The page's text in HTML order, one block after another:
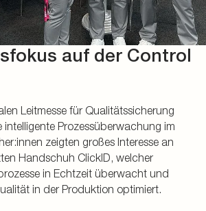
auf der Control
Leitmesse für Qualitätssicherung
intelligente Prozessüberwachung im
zeigten großes Interesse an
Handschuh ClickID, welcher
in Echtzeit überwacht und
in der Produktion optimiert.